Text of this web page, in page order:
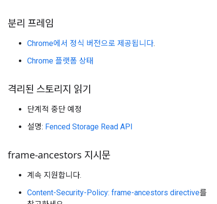
분리 프레임
Chrome에서 정식 버전으로 제공됩니다.
Chrome 플랫폼 상태
격리된 스토리지 읽기
단계적 중단 예정
설명: Fenced Storage Read API
frame-ancestors 지시문
계속 지원합니다.
Content-Security-Policy: frame-ancestors directive를